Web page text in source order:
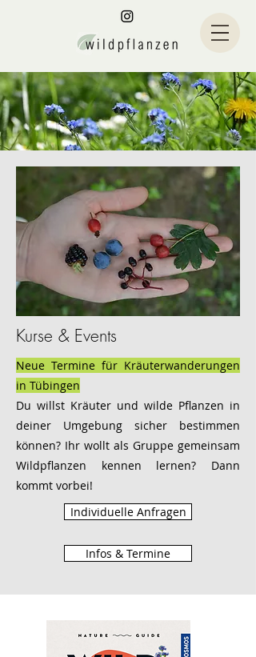
Kurse & Events
Neue Termine für Kräuterwanderungen
in Tübingen
Du willst Kräuter und wilde Pflanzen in
deiner Umgebung sicher bestimmen
können? Ihr wollt als Gruppe gemeinsam
Wildpflanzen kennen lernen? Dann
kommt vorbei!
Individuelle Anfragen
Infos & Termine